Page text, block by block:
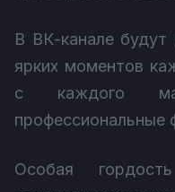
В ВК-канале будут
ярких моментов
с каждого
профессиональные
Особая